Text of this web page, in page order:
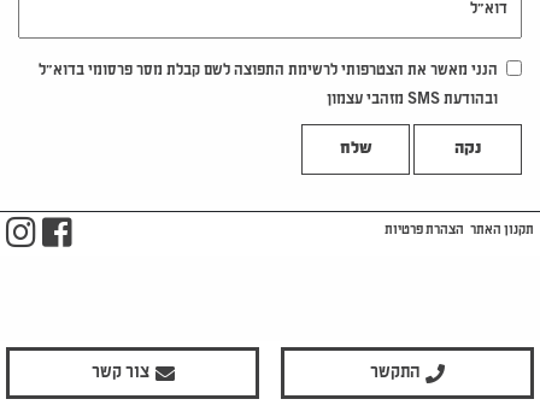
הנני מאשר את הצטרפותי לרשימת התפוצה לשם קבלת מסר פרסומי בדוא"ל
ובהודעת SMS מזהבי עצמון
נקה
התקשר צור קשר
תקנון האתר הצהרת פרטיות